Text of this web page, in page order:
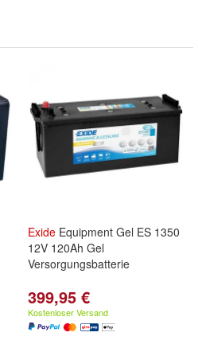
Exide Equipment Gel ES 1350
12V 120Ah Gel
Versorgungsbatterie
399,95 €
Kostenloser Versand